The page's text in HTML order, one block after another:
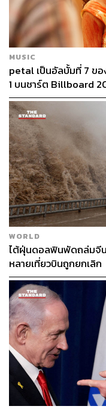
MUSIC
petal เป็นอัลบั้มที่ 7 ข
1 บนชาร์ต Billboard
WORLD
ไต้ฝุ่นดอลฟินพัดถล่มจีน
หลายเที่ยวบินถูกยกเลิก